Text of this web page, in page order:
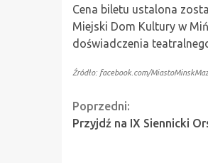
Cena biletu ustalona
Miejski Dom Kultury w
doświadczenia
Źródło: facebook.com/
Continue
Poprzedni:
Przyjdź na IX Siennicki